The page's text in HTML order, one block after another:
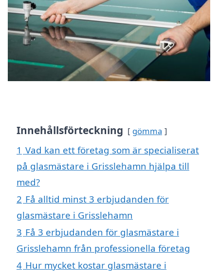
Innehållsförteckning gömma
1 Vad kan ett företag som är specialiserat
på glasmästare i Grisslehamn hjälpa till
med?
2 Få alltid minst 3 erbjudanden för
glasmästare i Grisslehamn
3 Få 3 erbjudanden för glasmästare i
Grisslehamn från professionella företag
4 Hur mycket kostar glasmästare i